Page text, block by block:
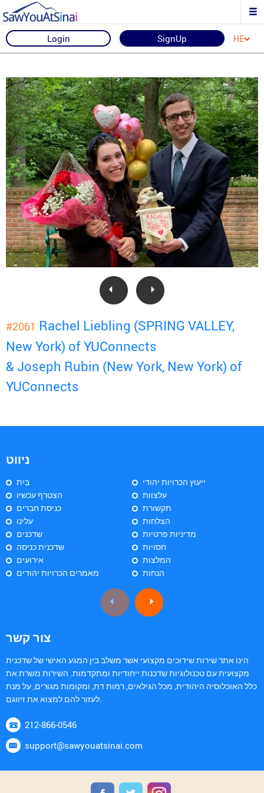
Login SignUp HE
#2061 Rachel Liebling (SPRING VALLEY,
New York) of YUConnects
& Joseph Rubin (New York, New York) of
YUConnects
ניווט
בַּיִת
הצטרף עכשיו
כניסת חברים
עלינו
שדכנים
שדכנית כניסה
אירועים
מאמרים הכרויות יהודים
ייעוץ הכרויות יהודי
עלצוות
תקשורת
הצלחות
מדיניות פרטיות
חסויות
המלצות
הנחות
צור קשר
הינו אתר שירות שידוכים מקצועי אשר משלב בין המגע האישי של שדכנית
מקצועית עם טכנולוגיות שדכנות ייחודיות ומתקדמות. השירות משרת את
כלל האוכלוסיה היהודית, מכל הגילאים, רמות דת, ומקומות מגורים, על מנת
לעזור להם למצוא את זיווגם.
212-866-0546
support@sawyouatsinai.com